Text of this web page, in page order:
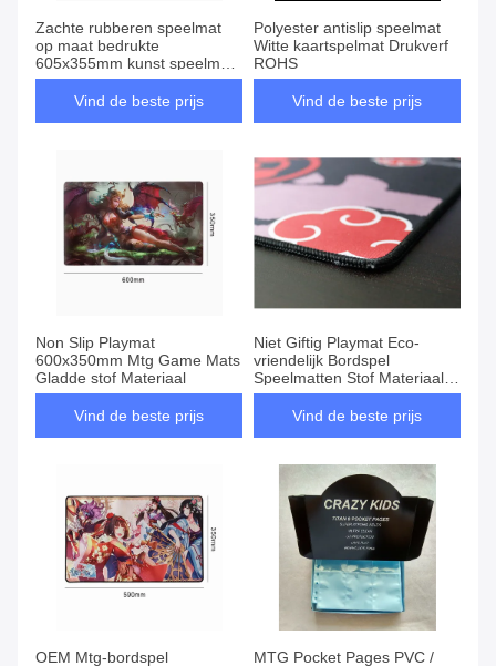
Zachte rubberen speelmat
op maat bedrukte
605x355mm kunst speelmat
SGS
Vind de beste prijs
Polyester antislip speelmat
Witte kaartspelmat Drukverf
ROHS
Vind de beste prijs
Non Slip Playmat
600x350mm Mtg Game Mats
Gladde stof Materiaal
Vind de beste prijs
Niet Giftig Playmat Eco-
vriendelijk Bordspel
Speelmatten Stof Materiaal
SGS
Vind de beste prijs
OEM Mtg-bordspel
MTG Pocket Pages PVC /